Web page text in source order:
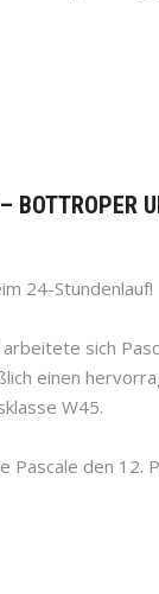
24-Stundenlauf!
sich
einen
W45.
den 12.